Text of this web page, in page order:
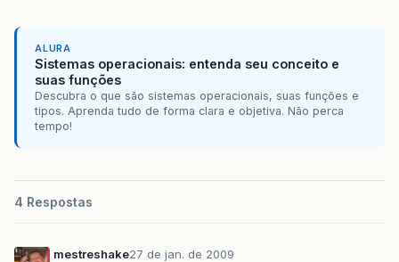
ALURA
Sistemas operacionais: entenda seu conceito e
suas funções
Descubra o que são sistemas operacionais, suas funções e
tipos. Aprenda tudo de forma clara e objetiva. Não perca
tempo!
4 Respostas
mestreshake27 de jan. de 2009